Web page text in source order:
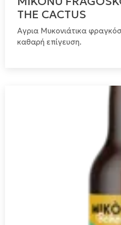
THE CACTUS
Αγρια Μυκονιάτικα
καθαρή επίγευση.